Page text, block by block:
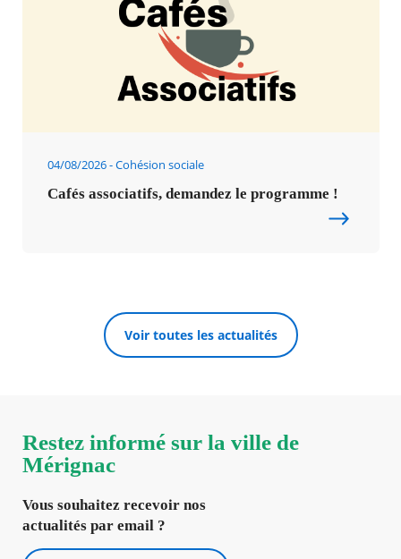
04/08/2026 Cohésion sociale
Cafés associatifs, demandez le programme !
Voir toutes les actualités
Restez informé sur la ville de
Mérignac
Vous souhaitez recevoir nos
actualités par email ?